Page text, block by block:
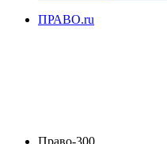
ПРАВО.ru
Право-300